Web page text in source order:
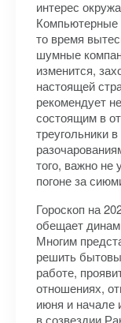
интерес
Компьютерные
то время
шумные
изменится,
настоящей
рекомендует
состоящим в
треугольники
того, важно не
погоне за
Гороскоп на
обещает
Многим
решить
работе,
отношениях,
июня и начале
в созвездии